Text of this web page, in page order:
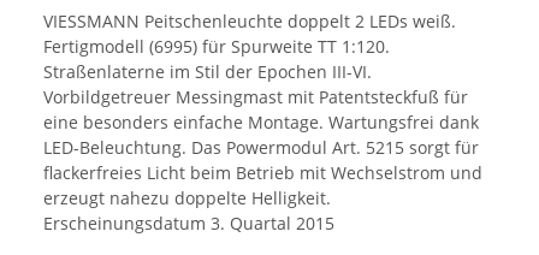
VIESSMANN Peitschenleuchte doppelt 2 LEDs weiß.
Fertigmodell (6995) für Spurweite TT 1:120.
Straßenlaterne im Stil der Epochen III-VI.
Vorbildgetreuer Messingmast mit Patentsteckfuß für
eine besonders einfache Montage. Wartungsfrei dank
LED-Beleuchtung. Das Powermodul Art. 5215 sorgt für
flackerfreies Licht beim Betrieb mit Wechselstrom und
erzeugt nahezu doppelte Helligkeit.
Erscheinungsdatum 3. Quartal 2015